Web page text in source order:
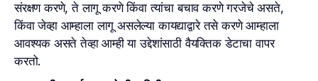
संरक्षण करणे, ते लागू करणे किंवा त्यांचा बचाव करणे गरजेचे असते,
किंवा जेव्हा आम्हाला लागू असलेल्या कायद्याद्वारे तसे करणे आम्हाला
आवश्यक असते तेव्हा आम्ही या उद्देशांसाठी वैयक्तिक डेटाचा वापर
करतो.